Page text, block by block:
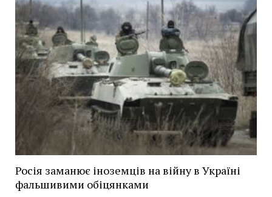
Росія заманює іноземців на війну в Україні
фальшивими обіцянками